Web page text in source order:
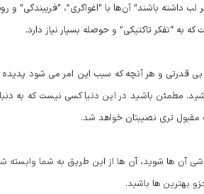
داشته باشند” آن‌ها با “اغواگری”، “فریبندگی” و
“تفکر تاکتیکی” و حوصله بسیار نیاز دارد.
قدرتی و هر آنچه که سبب این امر می شود پدیده
مطمئن باشید در این دنیا کسی نیست که به
مقبول تری نصیبتان خواهد شد.
آن ها شوید، آن ها از این طریق به شما
بهترین ها باشید.